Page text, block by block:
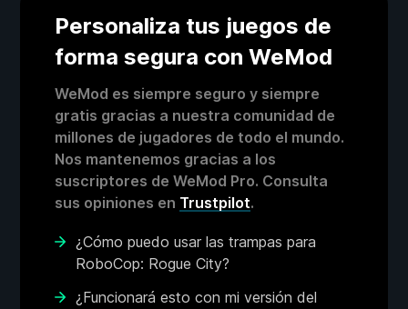
Personaliza tus juegos de
forma segura con WeMod
WeMod es siempre seguro y siempre
gratis gracias a nuestra comunidad de
millones de jugadores de todo el mundo.
Nos mantenemos gracias a los
suscriptores de WeMod Pro. Consulta
sus opiniones en Trustpilot.
¿Cómo puedo usar las trampas para
RoboCop: Rogue City?
¿Funcionará esto con mi versión del